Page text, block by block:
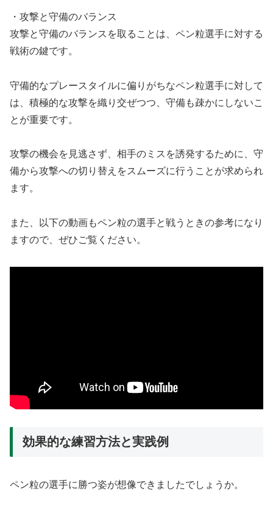
・攻撃と守備のバランス
攻撃と守備のバランスを取ることは、ペン粒選手に対する
戦術の鍵です。
守備的なプレースタイルに偏りがちなペン粒選手に対して
は、積極的な攻撃を織り交ぜつつ、守備も疎かにしないこ
とが重要です。
攻撃の機会を見逃さず、相手のミスを誘発するために、守
備から攻撃への切り替えをスムーズに行うことが求められ
ます。
また、以下の動画もペン粒の選手と戦うときの参考になり
ますので、ぜひご覧ください。
効果的な練習方法と実践例
ペン粒の選手に勝つ姿が想像できましたでしょうか。